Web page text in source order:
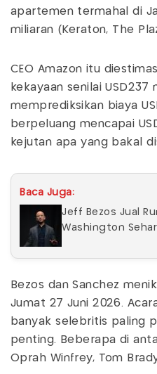
apartemen termahal di
miliaran (Keraton, The
CEO Amazon itu
kekayaan senilai USD237
memprediksikan biaya
berpeluang mencapai
kejutan apa yang bakal
Baca Juga:
Jeff Bezos Jual
Washington
Bezos dan Sanchez
Jumat 27 Juni 2026.
banyak selebritis paling
penting. Beberapa di
Oprah Winfrey, Tom